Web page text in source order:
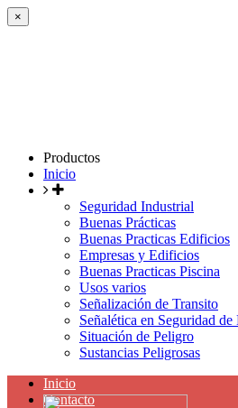
×
Productos
Inicio
Seguridad Industrial
Buenas Prácticas
Buenas Practicas Edificios
Empresas y Edificios
Buenas Practicas Piscina
Usos varios
Señalización de Transito
Señalética en Seguridad
Situación de Peligro
Sustancias Peligrosas
Inicio
Contacto